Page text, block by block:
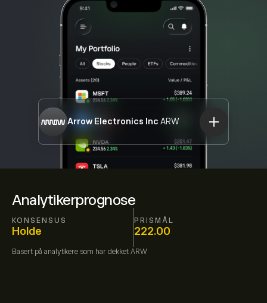
Analytikerprognose
KONSENSUS
Holde
PRISMÅL
222.00
Basert på analytikere som har dekket ARW
Arrow Electronics Inc ARW